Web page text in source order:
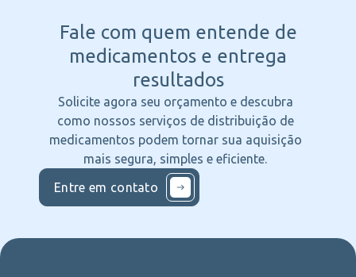
Fale com quem entende de
medicamentos e entrega
resultados
Solicite agora seu orçamento e descubra
como nossos serviços de distribuição de
medicamentos podem tornar sua aquisição
mais segura, simples e eficiente.
Entre em contato